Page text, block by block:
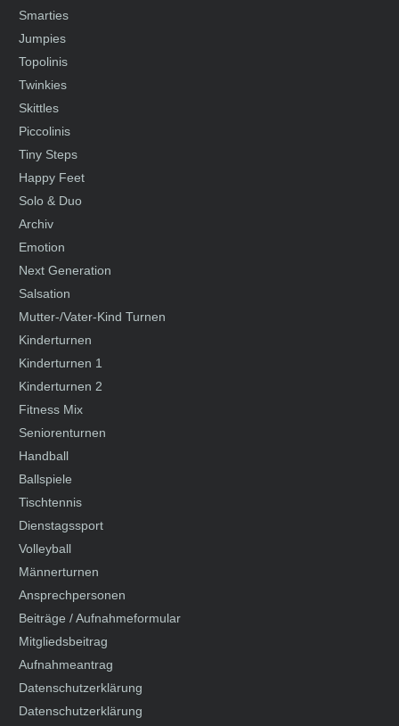
Smarties
Jumpies
Topolinis
Twinkies
Skittles
Piccolinis
Tiny Steps
Happy Feet
Solo & Duo
Archiv
Emotion
Next Generation
Salsation
Mutter-/Vater-Kind Turnen
Kinderturnen
Kinderturnen 1
Kinderturnen 2
Fitness Mix
Seniorenturnen
Handball
Ballspiele
Tischtennis
Dienstagssport
Volleyball
Männerturnen
Ansprechpersonen
Beiträge / Aufnahmeformular
Mitgliedsbeitrag
Aufnahmeantrag
Datenschutzerklärung
Datenschutzerklärung